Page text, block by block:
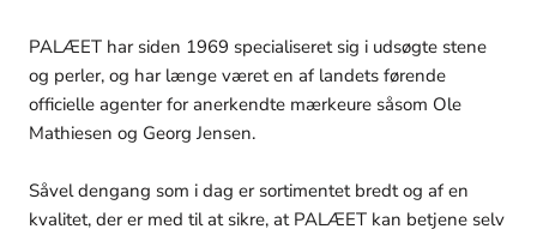
PALÆET har siden 1969 specialiseret sig i udsøgte stene
og perler, og har længe været en af landets førende
officielle agenter for anerkendte mærkeure såsom Ole
Mathiesen og Georg Jensen.
Såvel dengang som i dag er sortimentet bredt og af en
kvalitet, der er med til at sikre, at PALÆET kan betjene selv